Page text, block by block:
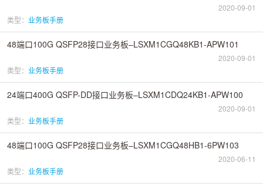
2020-09-01
类型： 业务板手册
48端口100G QSFP28接口业务板–LSXM1CGQ48KB1-APW101
2020-09-01
类型： 业务板手册
24端口400G QSFP-DD接口业务板–LSXM1CDQ24KB1-APW100
2020-09-01
类型： 业务板手册
48端口100G QSFP28接口业务板–LSXM1CGQ48HB1-6PW103
2020-06-11
类型： 业务板手册